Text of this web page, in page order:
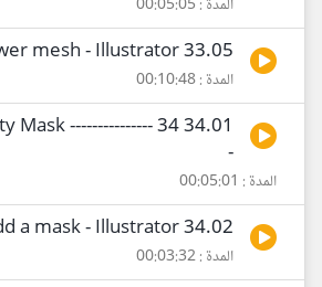
المدة : 00:05:05
33.05 Flower mesh - Illustrator تعلم
المدة : 00:10:48
-
المدة : 00:05:01
34.02 add a mask - Illustrator تعلم
المدة : 00:03:32